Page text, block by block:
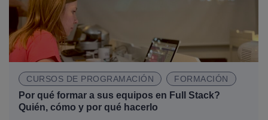
CURSOS DE PROGRAMACIÓN FORMACIÓN
Por qué formar a sus equipos en Full Stack?
Quién, cómo y por qué hacerlo